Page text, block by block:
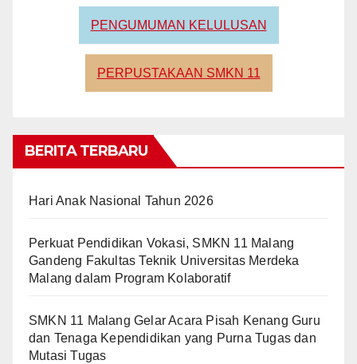
PENGUMUMAN KELULUSAN
PERPUSTAKAAN SMKN 11
BERITA TERBARU
Hari Anak Nasional Tahun 2026
Perkuat Pendidikan Vokasi, SMKN 11 Malang
Gandeng Fakultas Teknik Universitas Merdeka
Malang dalam Program Kolaboratif
SMKN 11 Malang Gelar Acara Pisah Kenang Guru
dan Tenaga Kependidikan yang Purna Tugas dan
Mutasi Tugas